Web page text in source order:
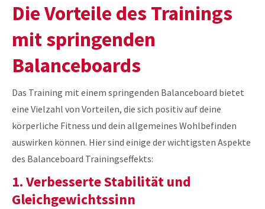
Die Vorteile des Trainings
mit springenden
Balanceboards
Das Training mit einem springenden Balanceboard bietet
eine Vielzahl von Vorteilen, die sich positiv auf deine
körperliche Fitness und dein allgemeines Wohlbefinden
auswirken können. Hier sind einige der wichtigsten Aspekte
des Balanceboard Trainingseffekts:
1. Verbesserte Stabilität und
Gleichgewichtssinn